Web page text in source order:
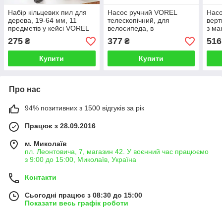
Набір кільцевих пил для
дерева, 19-64 мм, 11
предметів у кейсі VOREL
22570 (Польща)
275 ₴
Купити
Насос ручний VOREL
телескопічний, для
велосипеда, в
алюмінієвому корпусі
(Польша)
377₴
Купити
з
516
Про нас
94% позитивних з 1500 відгуків за рік
Працює з 28.09.2016
м. Миколаїв
пл. Леонтовича, 7, магазин 42. У воєнний час працюємо
з 9:00 до 15:00, Миколаїв, Україна
Контакти
Сьогодні працює з 08:30 до 15:00
Показати весь графік роботи